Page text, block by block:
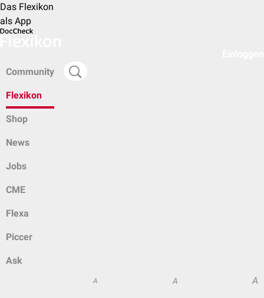
Das Flexikon
als App
Community
Flexikon
Shop
News
Jobs
CME
Flexa
Piccer
Ask
A A A